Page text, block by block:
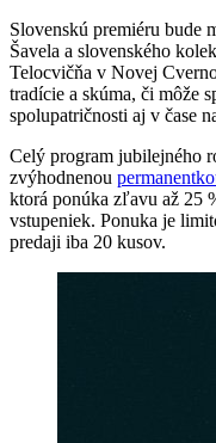
Slovenskú premiéru bude
Šavela a slovenského
Telocvičňa v Novej
tradície a skúma, či môže
spolupatričnosti aj v čase
Celý program jubilejného
zvýhodnenou
ktorá ponúka zľavu až 25
vstupeniek. Ponuka je
predaji iba 20 kusov.